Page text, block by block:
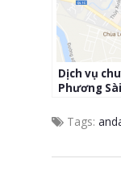
Dịch vụ
Phương
Tags: